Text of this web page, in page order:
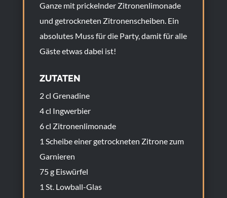
Ganze mit prickelnder Zitronenlimonade
und getrockneten Zitronenscheiben. Ein
absolutes Muss für die Party, damit für alle
Gäste etwas dabei ist!
ZUTATEN
2 cl Grenadine
4 cl Ingwerbier
6 cl Zitronenlimonade
1 Scheibe einer getrockneten Zitrone zum
Garnieren
75 g Eiswürfel
1 St. Lowball-Glas